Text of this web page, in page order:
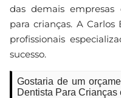
das demais
para crianças. A
profissionais
sucesso.
Gostaria de um
Dentista Para Crianças